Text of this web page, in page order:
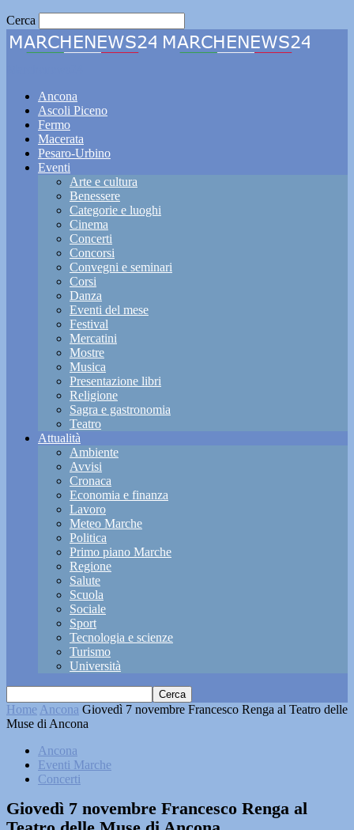
Cerca
Ancona
Ascoli Piceno
Fermo
Macerata
Pesaro-Urbino
Eventi
Arte e cultura
Benessere
Categorie e luoghi
Cinema
Concerti
Concorsi
Convegni e seminari
Corsi
Danza
Eventi del mese
Festival
Mercatini
Mostre
Musica
Presentazione libri
Religione
Sagra e gastronomia
Teatro
Attualità
Ambiente
Avvisi
Cronaca
Economia e finanza
Lavoro
Meteo Marche
Politica
Primo piano Marche
Regione
Salute
Scuola
Sociale
Sport
Tecnologia e scienze
Turismo
Università
Home Ancona Giovedì 7 novembre Francesco Renga al Teatro delle
Muse di Ancona
Ancona
Eventi Marche
Concerti
Giovedì 7 novembre Francesco Renga al